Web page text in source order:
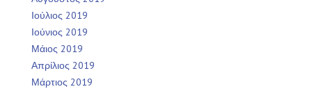
Ιούλιος 2019
Ιούνιος 2019
Μάιος 2019
Απρίλιος 2019
Μάρτιος 2019